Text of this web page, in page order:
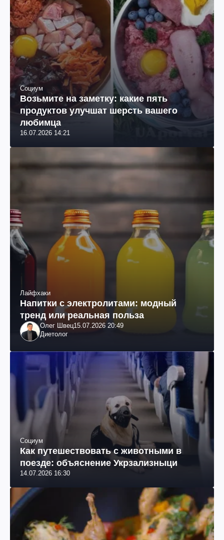
Социум
Возьмите на заметку: какие пять
продуктов улучшат шерсть вашего
любимца
16.07.2026 14:21
Лайфхаки
Напитки с электролитами: модный
тренд или реальная польза
Олег Швец15.07.2026 20:49
Диетолог
Социум
Как путешествовать с животными в
поезде: объяснение Укрзализныци
14.07.2026 16:30